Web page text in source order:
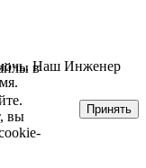
Наш Инженер
в
вы
Принять